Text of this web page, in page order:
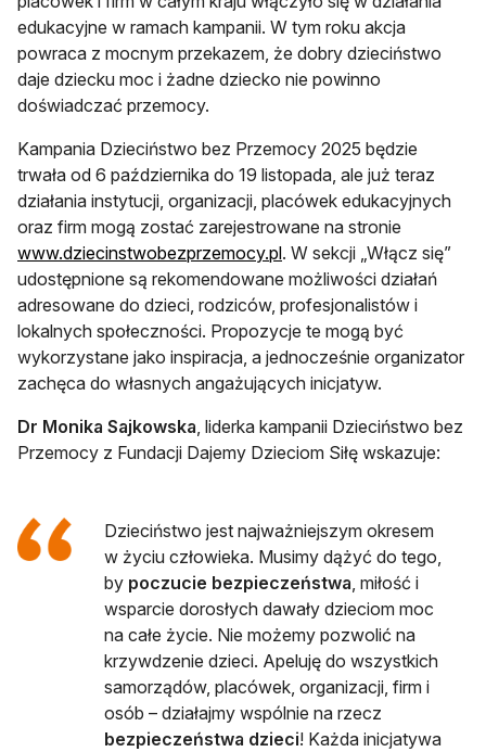
edukacyjne w ramach kampanii. W tym roku akcja
powraca z mocnym przekazem, że dobry dzieciństwo
daje dziecku moc i żadne dziecko nie powinno
doświadczać przemocy.
Kampania Dzieciństwo bez Przemocy 2025 będzie
trwała od 6 października do 19 listopada, ale już teraz
działania instytucji, organizacji, placówek edukacyjnych
oraz firm mogą zostać zarejestrowane na stronie
www.dziecinstwobezprzemocy.plotwiera się w nowej karcie
. W sekcji „Włącz się”
udostępnione są rekomendowane możliwości działań
adresowane do dzieci, rodziców, profesjonalistów i
lokalnych społeczności. Propozycje te mogą być
wykorzystane jako inspiracja, a jednocześnie organizator
zachęca do własnych angażujących inicjatyw.
Dr Monika Sajkowska, liderka kampanii Dzieciństwo bez
Przemocy z Fundacji Dajemy Dzieciom Siłę wskazuje:
Dzieciństwo jest najważniejszym okresem
w życiu człowieka. Musimy dążyć do tego,
by poczucie bezpieczeństwa, miłość i
wsparcie dorosłych dawały dzieciom moc
na całe życie. Nie możemy pozwolić na
krzywdzenie dzieci. Apeluję do wszystkich
samorządów, placówek, organizacji, firm i
osób – działajmy wspólnie na rzecz
bezpieczeństwa dzieci! Każda inicjatywa